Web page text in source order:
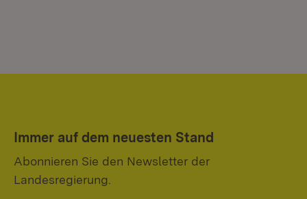
Immer auf dem neuesten Stand
Abonnieren Sie den Newsletter der
Landesregierung.